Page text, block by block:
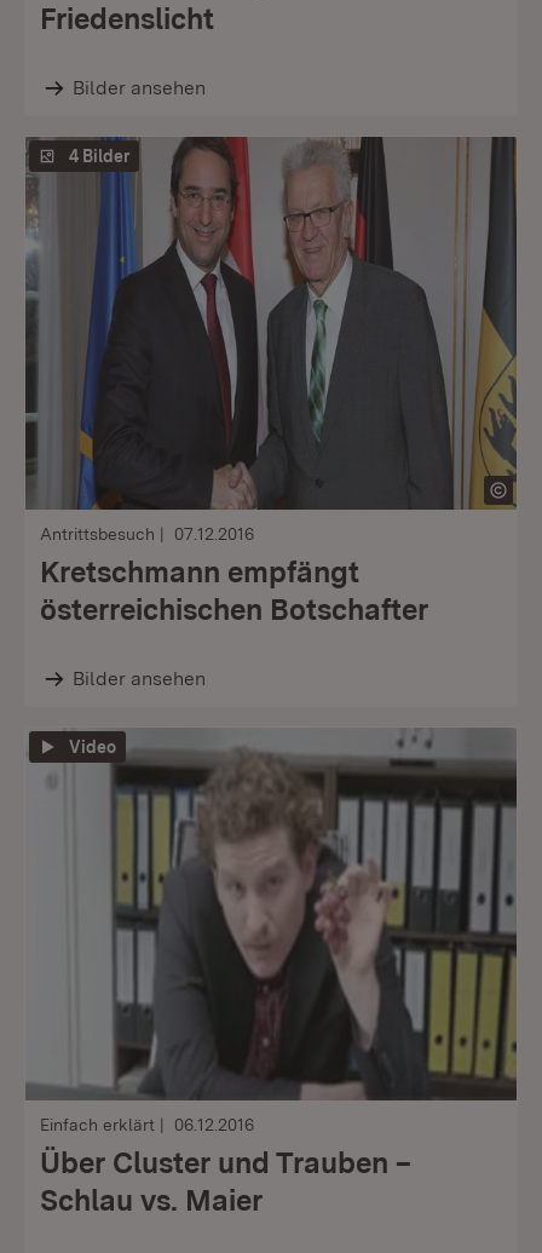
Friedenslicht
Bilder ansehen
4 Bilder
Antrittsbesuch 07.12.2016
Kretschmann empfängt
österreichischen Botschafter
Bilder ansehen
Video
Einfach erklärt 06.12.2016
Über Cluster und Trauben –
Schlau vs. Maier